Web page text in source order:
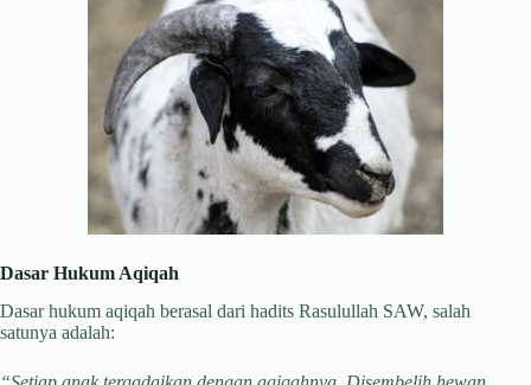
Dasar Hukum Aqiqah
Dasar hukum aqiqah berasal dari hadits Rasulullah SAW, salah
satunya adalah: